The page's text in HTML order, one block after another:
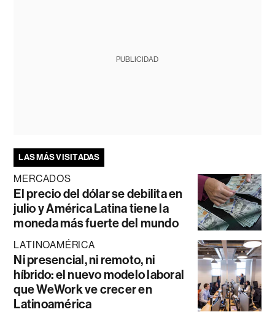
PUBLICIDAD
LAS MÁS VISITADAS
MERCADOS
El precio del dólar se debilita en
julio y América Latina tiene la
moneda más fuerte del mundo
LATINOAMÉRICA
Ni presencial, ni remoto, ni
híbrido: el nuevo modelo laboral
que WeWork ve crecer en
Latinoamérica